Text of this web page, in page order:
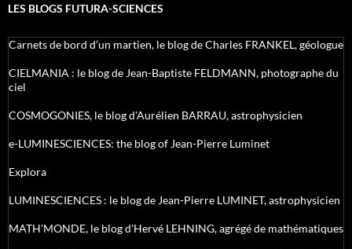
LES BLOGS FUTURA-SCIENCES
Carnets de bord d’un martien, le blog de Charles FRANKEL, géologue
CIELMANIA : le blog de Jean-Baptiste FELDMANN, photographe du
ciel
COSMOGONIES, le blog d'Aurélien BARRAU, astrophysicien
e-LUMINESCIENCES: the blog of Jean-Pierre Luminet
Explora
LUMINESCIENCES : le blog de Jean-Pierre LUMINET, astrophysicien
MATH'MONDE, le blog d'Hervé LEHNING, agrégé de mathématiques